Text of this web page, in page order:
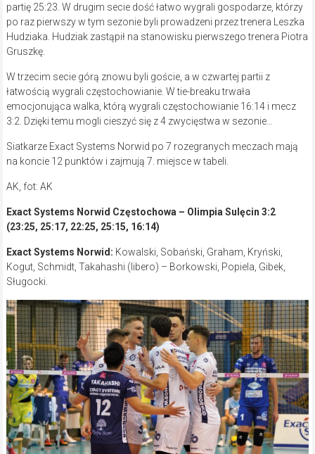
partię 25:23. W drugim secie dość łatwo wygrali gospodarze, którzy
po raz pierwszy w tym sezonie byli prowadzeni przez trenera Leszka
Hudziaka. Hudziak zastąpił na stanowisku pierwszego trenera Piotra
Gruszkę.
W trzecim secie górą znowu byli goście, a w czwartej partii z
łatwością wygrali częstochowianie. W tie-breaku trwała
emocjonująca walka, którą wygrali częstochowianie 16:14 i mecz
3:2. Dzięki temu mogli cieszyć się z 4 zwycięstwa w sezonie…
Siatkarze Exact Systems Norwid po 7 rozegranych meczach mają
na koncie 12 punktów i zajmują 7. miejsce w tabeli.
AK, fot: AK
Exact Systems Norwid Częstochowa – Olimpia Sulęcin 3:2
(23:25, 25:17, 22:25, 25:15, 16:14)
Exact Systems Norwid: Kowalski, Sobański, Graham, Kryński,
Kogut, Schmidt, Takahashi (libero) – Borkowski, Popiela, Gibek,
Sługocki.